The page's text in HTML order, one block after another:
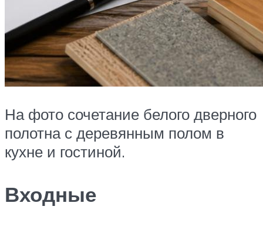
На фото сочетание белого дверного
полотна с деревянным полом в
кухне и гостиной.
Входные